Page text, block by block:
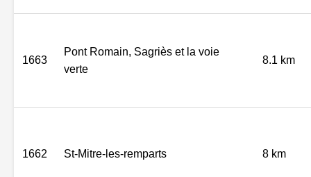
1663
Pont Romain, Sagriès et la voie
verte
8.1 km
1662 St-Mitre-les-remparts 8 km